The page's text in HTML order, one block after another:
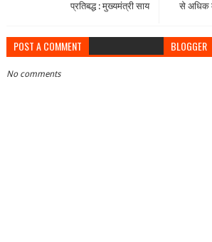
से अधिक
प्रतिबद्ध : मुख्यमंत्री साय
POST A COMMENT BLOGGER
No comments